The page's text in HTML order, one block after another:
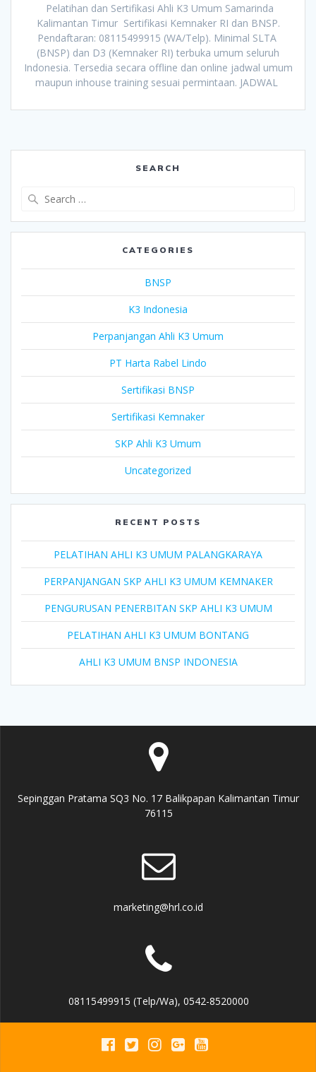
Pelatihan dan Sertifikasi Ahli K3 Umum Samarinda
Kalimantan Timur Sertifikasi Kemnaker RI dan BNSP.
Pendaftaran: 08115499915 (WA/Telp). Minimal SLTA
(BNSP) dan D3 (Kemnaker RI) terbuka umum seluruh
Indonesia. Tersedia secara offline dan online jadwal umum
maupun inhouse training sesuai permintaan. JADWAL
SEARCH
CATEGORIES
BNSP
K3 Indonesia
Perpanjangan Ahli K3 Umum
PT Harta Rabel Lindo
Sertifikasi BNSP
Sertifikasi Kemnaker
SKP Ahli K3 Umum
Uncategorized
RECENT POSTS
PELATIHAN AHLI K3 UMUM PALANGKARAYA
PERPANJANGAN SKP AHLI K3 UMUM KEMNAKER
PENGURUSAN PENERBITAN SKP AHLI K3 UMUM
PELATIHAN AHLI K3 UMUM BONTANG
AHLI K3 UMUM BNSP INDONESIA
Sepinggan Pratama SQ3 No. 17 Balikpapan Kalimantan Timur
76115
marketing@hrl.co.id
08115499915 (Telp/Wa), 0542-8520000